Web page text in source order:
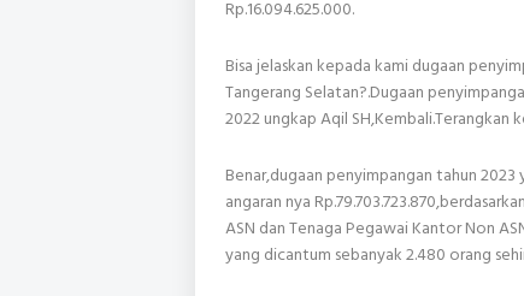
Rp.16.094.625.000.
Bisa jelaskan kepada kami dugaan
Tangerang Selatan?.Dugaan
2022 ungkap Aqil
Benar,dugaan penyimpangan tahun
angaran nya
ASN dan Tenaga Pegawai Kantor Non
yang dicantum sebanyak 2.480 orang